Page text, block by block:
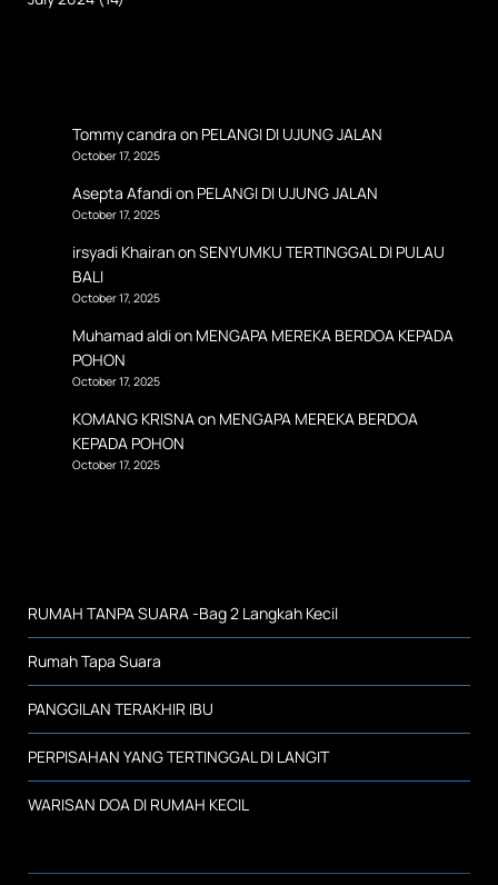
Tommy candra on PELANGI DI UJUNG JALAN
October 17, 2025
Asepta Afandion PELANGI DI UJUNG JALAN
October 17, 2025
irsyadi KhairanonSENYUMKU TERTINGGAL DI PULAU
BALI
October 17, 2025
Muhamad aldion MENGAPA MEREKA BERDOA KEPADA
POHON
October 17, 2025
KOMANG KRISNAon MENGAPA MEREKA BERDOA
KEPADA POHON
October 17, 2025
RUMAH TANPA SUARA -Bag 2 Langkah Kecil
Rumah Tapa Suara
PANGGILAN TERAKHIR IBU
PERPISAHAN YANG TERTINGGAL DI LANGIT
WARISAN DOA DI RUMAH KECIL